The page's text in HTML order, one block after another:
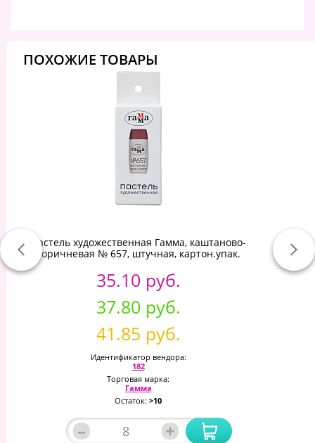
ПОХОЖИЕ ТОВАРЫ
Пастель художественная Гамма, каштаново-
коричневая № 657, штучная, картон.упак.
35.10 руб.
37.80 руб.
41.85 руб.
Идентификатор вендора:
182
Торговая марка:
Гамма
Остаток: >10
– +